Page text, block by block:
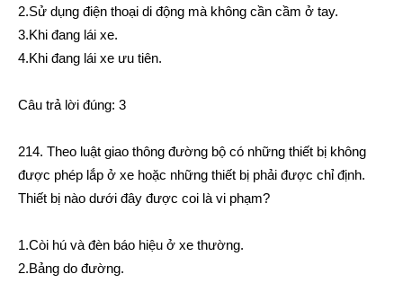
2.Sử dụng điện thoại di động mà không cần cầm ở tay.
3.Khi đang lái xe.
4.Khi đang lái xe ưu tiên.
Câu trả lời đúng: 3
214. Theo luật giao thông đường bộ có những thiết bị không
được phép lắp ở xe hoặc những thiết bị phải được chỉ định.
Thiết bị nào dưới đây được coi là vi phạm?
1.Còi hú và đèn báo hiệu ở xe thường.
2.Bảng do đường.